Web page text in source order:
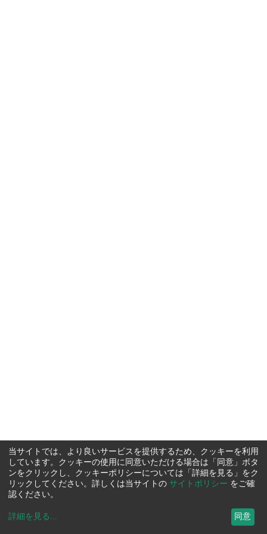
当サイトでは、より良いサービスを提供するため、クッキーを利用
しています。クッキーの使用に同意いただける場合は「同意」ボタ
ンをクリックし、クッキーポリシーについては「詳細を見る」をク
リックしてください。詳しくは当サイトの サイトポリシー をご確
認ください。
詳細を見る ... 同意